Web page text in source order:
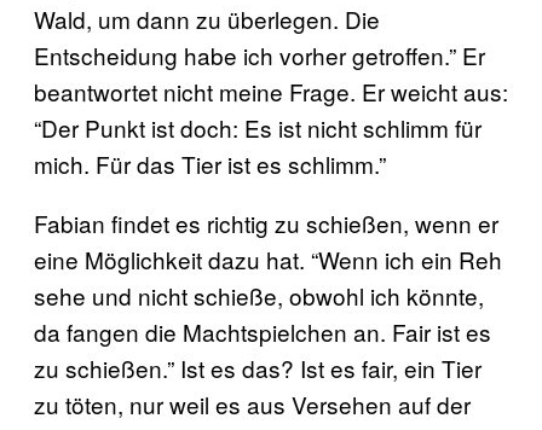
Wald, um dann zu überlegen. Die
Entscheidung habe ich vorher getroffen.” Er
beantwortet nicht meine Frage. Er weicht aus:
“Der Punkt ist doch: Es ist nicht schlimm für
mich. Für das Tier ist es schlimm.”
Fabian findet es richtig zu schießen, wenn er
eine Möglichkeit dazu hat. “Wenn ich ein Reh
sehe und nicht schieße, obwohl ich könnte,
da fangen die Machtspielchen an. Fair ist es
zu schießen.” Ist es das? Ist es fair, ein Tier
zu töten, nur weil es aus Versehen auf der